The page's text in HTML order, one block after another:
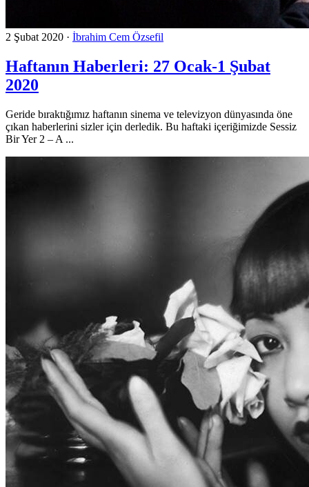
2 Şubat 2020 · İbrahim Cem Özsefil
Haftanın Haberleri: 27 Ocak-1 Şubat
2020
Geride bıraktığımız haftanın sinema ve televizyon dünyasında öne
çıkan haberlerini sizler için derledik. Bu haftaki içeriğimizde Sessiz
Bir Yer 2 – A ...